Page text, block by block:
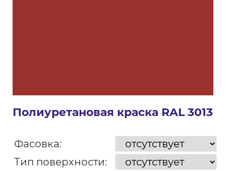
Полиуретановая краска RAL 3013
Фасовка:
Тип поверхности: